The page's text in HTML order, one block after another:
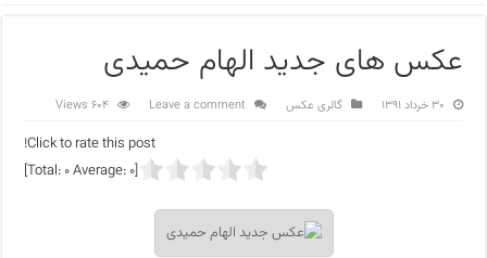
عکس های جدید الهام حمیدی
۳۰ خرداد ۱۳۹۱ گالری عکس Leave a comment
604 Views
Click to rate this post!
[Total:
0Average: 0
]